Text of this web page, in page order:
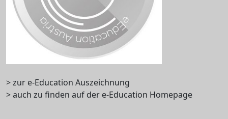
> zur e-Education Auszeichnung
> auch zu finden auf der e-Education Homepage